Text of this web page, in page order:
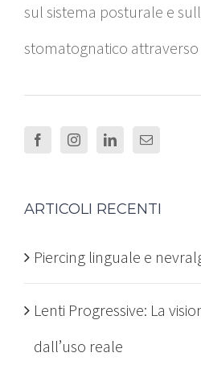
sul sistema posturale e
stomatognatico attraverso
ARTICOLI RECENTI
Piercing linguale e
Lenti Progressive: La
dall’uso reale